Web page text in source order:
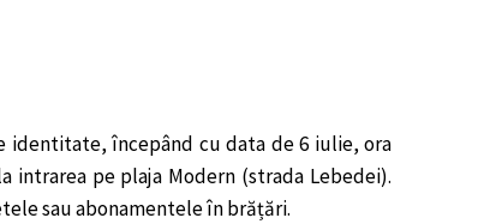
identitate, începând cu data de 6 iulie, ora
intrarea pe plaja Modern (strada Lebedei).
sau abonamentele în brățări.